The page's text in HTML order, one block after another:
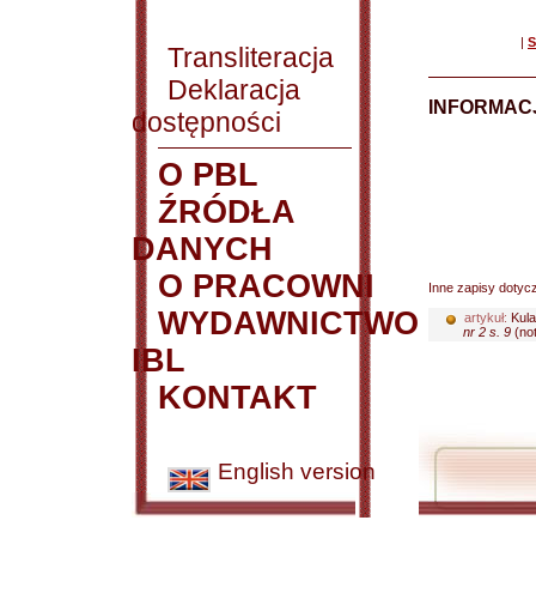
Transliteracja
Deklaracja
dostępności
O PBL
ŹRÓDŁA
DANYCH
O PRACOWNI
WYDAWNICTWO
IBL
KONTAKT
English version
|
Inne zapisy
artykuł:
nr 2 s. 9